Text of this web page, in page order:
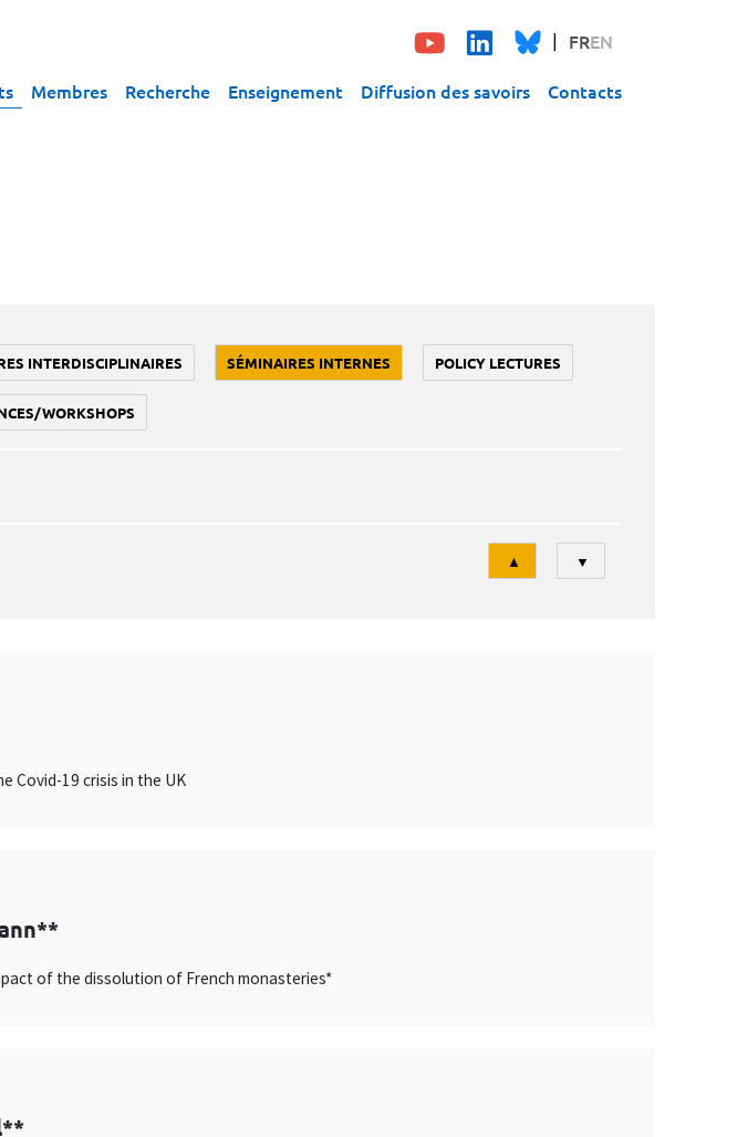
FREN
Membres Recherche Enseignement Diffusion des savoirs Contacts
INTERDISCIPLINAIRES SÉMINAIRES INTERNES POLICY LECTURES
WORKSHOPS
Tri
▲ ▼
Covid-19 crisis in the UK
of the dissolution of French monasteries*